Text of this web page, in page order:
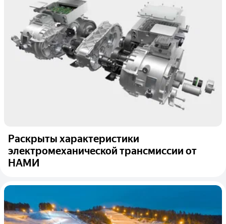
Раскрыты характеристики
электромеханической трансмиссии от
НАМИ